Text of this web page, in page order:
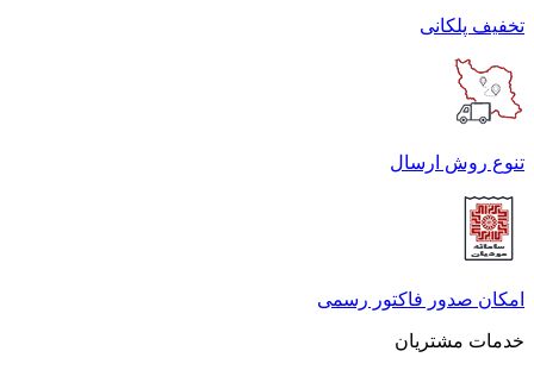
تخفیف پلکانی
تنوع روش ارسال
امکان صدور فاکتور رسمی
خدمات مشتریان